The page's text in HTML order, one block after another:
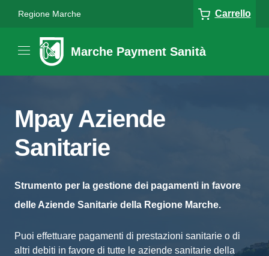
Regione Marche Carrello
Marche Payment Sanità
Mpay Aziende
Sanitarie
Strumento per la gestione dei pagamenti in favore
delle Aziende Sanitarie della Regione Marche.
Puoi effettuare pagamenti di prestazioni sanitarie o di
altri debiti in favore di tutte le aziende sanitarie della